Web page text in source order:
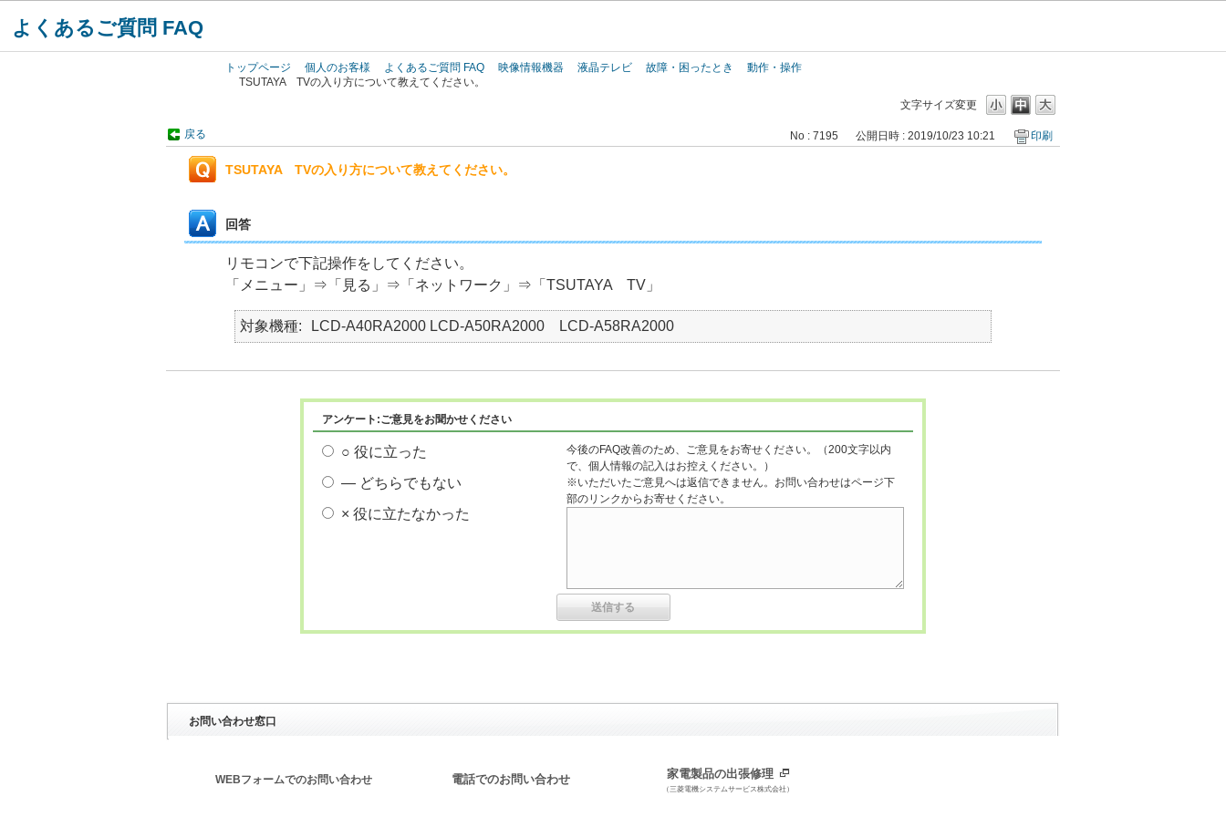
よくあるご質問 FAQ
トップページ 個人のお客様 よくあるご質問 FAQ 映像情報機器 液晶テレビ 故障・困ったとき
動作・操作
TSUTAYA TVの入り方について教えてください。
文字サイズ変更
戻る No : 7195 公開日時 : 2019/10/23 10:21 印刷
TSUTAYA TVの入り方について教えてください。
回答
リモコンで下記操作をしてください。
「メニュー」⇒「見る」⇒「ネットワーク」⇒「TSUTAYA TV」
対象機種 LCD-A40RA2000 LCD-A50RA2000 LCD-A58RA2000
アンケート:ご意見をお聞かせください
○ 役に立った
― どちらでもない
× 役に立たなかった
今後のFAQ改善のため、ご意見をお寄せください。（200文字以内
で、個人情報の記入はお控えください。）
※いただいたご意見へは返信できません。お問い合わせはページ下
部のリンクからお寄せください。
お問い合わせ窓口
WEBフォームでのお問い合わせ 電話でのお問い合わせ 家電製品の出張修理
（三菱電機システムサービス株式会社）